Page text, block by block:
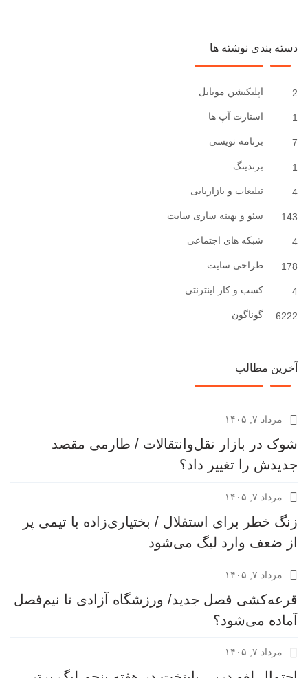
دسته بندی نوشته ها
2 اپلیکیشن موبایل
1 استارت آپ ها
7 برنامه نویسی
1 برندینگ
4 تبلیغات و بازاریابی
143 سئو و بهینه سازی سایت
4 شبکه های اجتماعی
178 طراحی سایت
4 کسب و کار اینترنتی
6222 گوناگون
آخرین مطالب
مرداد ۷, ۱۴۰۵
شوک در بازار نقل‌وانتقالات / طارمی مقصد
جدیدش را تغییر داد؟
مرداد ۷, ۱۴۰۵
زنگ خطر برای استقلال / بختیاری‌زاده با تیمی پر
از ضعف وارد لیگ می‌شود
مرداد ۷, ۱۴۰۵
قرعه‎‌کشی فصل جدید/ ورزشگاه آزادی تا نیم‌فصل
آماده می‌شود؟
مرداد ۷, ۱۴۰۵